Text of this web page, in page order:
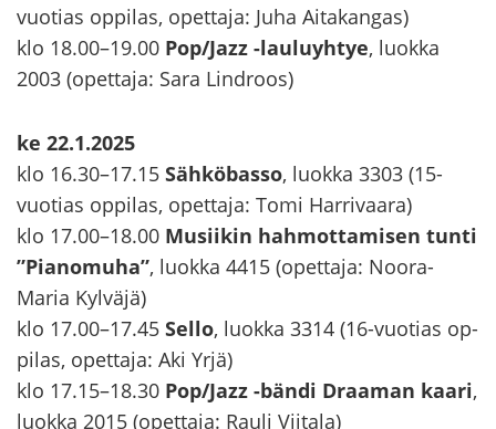
vuotias op­pi­las, opet­ta­ja: Juha Ai­ta­kan­gas)
klo 18.00–19.00 Pop/Jazz -​lauluyhtye, luok­ka
2003 (opet­ta­ja: Sara Lindroos)
ke 22.1.2025
klo 16.30–17.15 Säh­kö­bas­so, luok­ka 3303 (15-​
vuotias op­pi­las, opet­ta­ja: Tomi Har­ri­vaa­ra)
klo 17.00–18.00 Musii­kin hah­mot­ta­mi­sen tunti
”Pia­no­mu­ha”, luok­ka 4415 (opet­ta­ja: Noora-​
Maria Kyl­vä­jä)
klo 17.00–17.45 Sello, luok­ka 3314 (16-​vuotias op­
pi­las, opet­ta­ja: Aki Yrjä)
klo 17.15–18.30 Pop/Jazz -​bändi Draa­man kaari,
luok­ka 2015 (opet­ta­ja: Rauli Vii­ta­la)